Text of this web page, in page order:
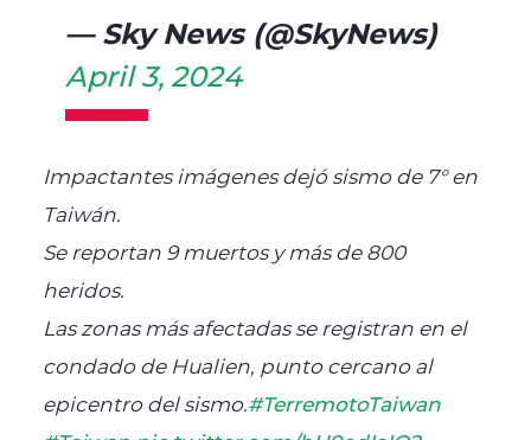
— Sky News (@SkyNews)
April 3, 2024
Impactantes imágenes dejó sismo de 7° en
Taiwán.
Se reportan 9 muertos y más de 800
heridos.
Las zonas más afectadas se registran en el
condado de Hualien, punto cercano al
epicentro del sismo.#TerremotoTaiwan